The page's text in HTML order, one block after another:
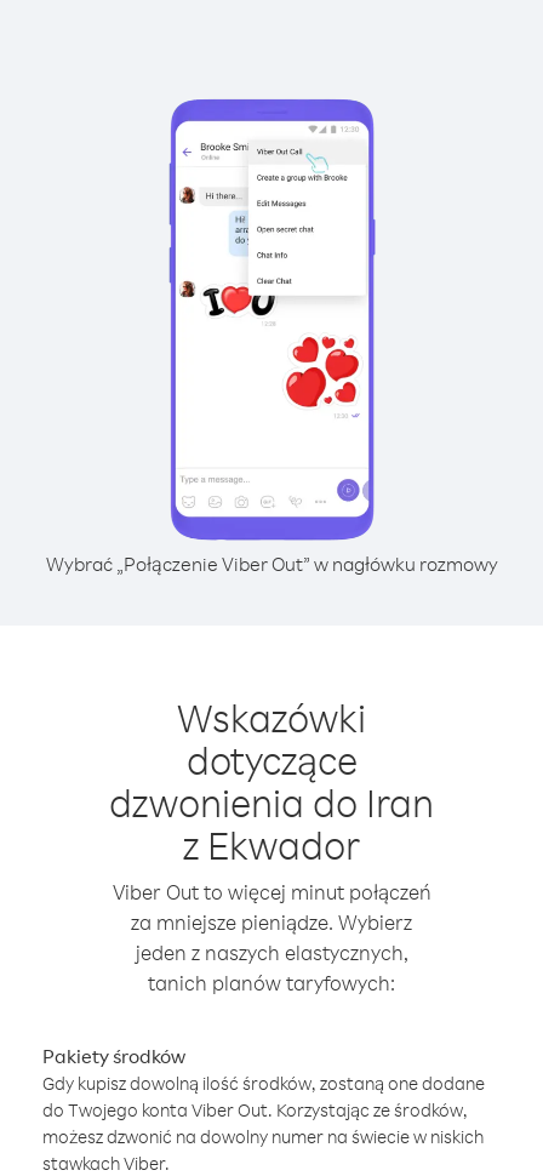
Wybrać „Połączenie Viber Out” w nagłówku rozmowy
Wskazówki
dotyczące
dzwonienia do Iran
z Ekwador
Viber Out to więcej minut połączeń
za mniejsze pieniądze. Wybierz
jeden z naszych elastycznych,
tanich planów taryfowych:
Pakiety środków
Gdy kupisz dowolną ilość środków, zostaną one dodane
do Twojego konta Viber Out. Korzystając ze środków,
możesz dzwonić na dowolny numer na świecie w niskich
stawkach Viber.